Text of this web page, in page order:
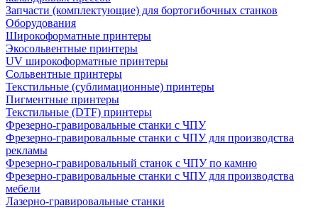
Запчасти (комплектующие) для бортогибочных станков
Оборудования
Широкоформатные принтеры
Экосольвентные принтеры
UV широкоформатные принтеры
Сольвентные принтеры
Текстильные (сублимационные) принтеры
Пигментные принтеры
Текстильные (DTF) принтеры
Фрезерно-гравировальные станки с ЧПУ
Фрезерно-гравировальные станки с ЧПУ для производства
рекламы
Фрезерно-гравировальный станок с ЧПУ по камню
Фрезерно-гравировальные станки с ЧПУ для производства
мебели
Лазерно-гравировальные станки